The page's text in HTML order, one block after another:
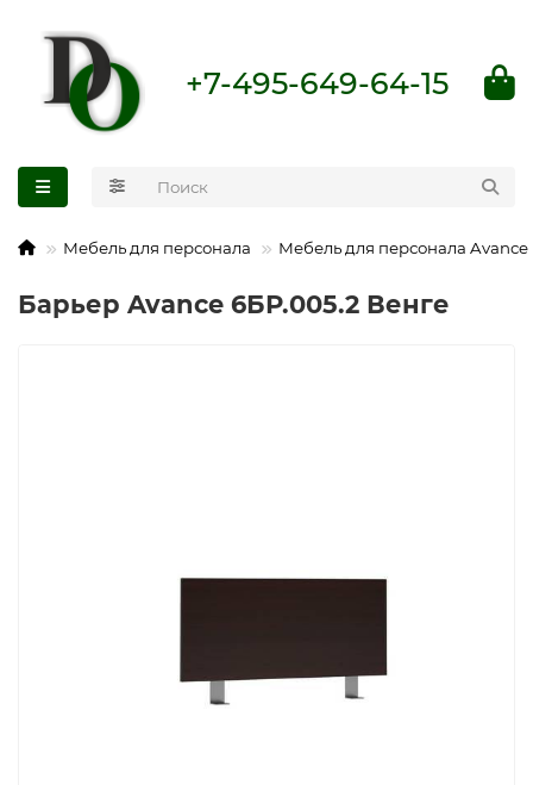
+7-495-649-64-15
Мебель для персонала Мебель для персонала Avance
Барьер Avance 6БР.005.2 Венге